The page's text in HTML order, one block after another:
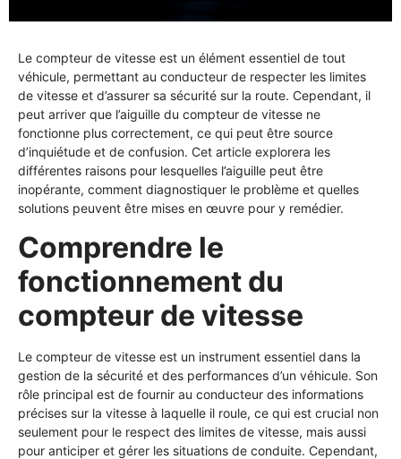
Le compteur de vitesse est un élément essentiel de tout
véhicule, permettant au conducteur de respecter les limites
de vitesse et d’assurer sa sécurité sur la route. Cependant, il
peut arriver que l’aiguille du compteur de vitesse ne
fonctionne plus correctement, ce qui peut être source
d’inquiétude et de confusion. Cet article explorera les
différentes raisons pour lesquelles l’aiguille peut être
inopérante, comment diagnostiquer le problème et quelles
solutions peuvent être mises en œuvre pour y remédier.
Comprendre le
fonctionnement du
compteur de vitesse
Le compteur de vitesse est un instrument essentiel dans la
gestion de la sécurité et des performances d’un véhicule. Son
rôle principal est de fournir au conducteur des informations
précises sur la vitesse à laquelle il roule, ce qui est crucial non
seulement pour le respect des limites de vitesse, mais aussi
pour anticiper et gérer les situations de conduite. Cependant,